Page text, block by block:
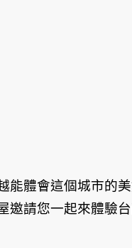
能體會這個城市的
邀請您一起來體驗